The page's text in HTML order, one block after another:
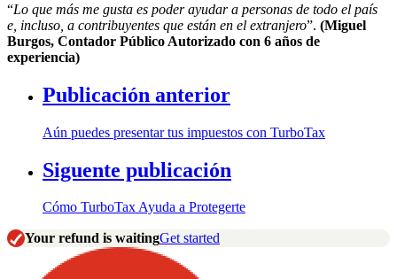
“Lo que más me gusta es poder ayudar a personas de todo el país
e, incluso, a contribuyentes que están en el extranjero”. (Miguel
Burgos, Contador Público Autorizado con 6 años de
experiencia)
Publicación anterior
Aún puedes presentar tus impuestos con TurboTax
Siguente publicación
Cómo TurboTax Ayuda a Protegerte
Your refund is waitingGet started